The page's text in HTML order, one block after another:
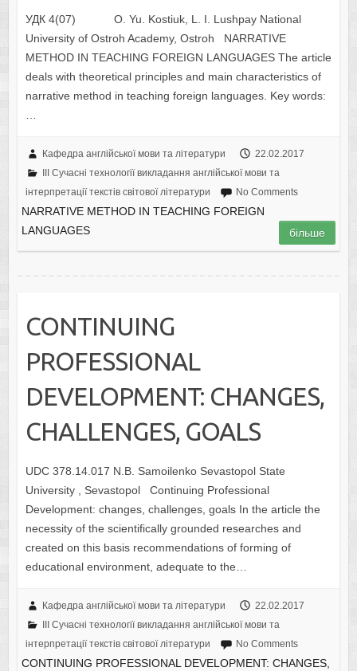
УДК 4(07) O. Yu. Kostiuk, L. I. Lushpay National
University of Ostroh Academy, Ostroh NARRATIVE
METHOD IN TEACHING FOREIGN LANGUAGES The article
deals with theoretical principles and main characteristics of
narrative method in teaching foreign languages. Key words:
…
Кафедра англійської мови та літератури
22.02.2017
III Сучасні технології викладання англійської мови та
інтерпретації текстів світової літератури
No Comments
NARRATIVE METHOD IN TEACHING FOREIGN
LANGUAGES
більше
CONTINUING
PROFESSIONAL
DEVELOPMENT: СHANGES,
CHALLENGES, GOALS
UDC 378.14.017 N.B. Samoilenko Sevastopol State
University , Sevastopol Continuing Professional
Development: сhanges, challenges, goals In the article the
necessity of the scientifically grounded researches and
created on this basis recommendations of forming of
educational environment, adequate to the…
Кафедра англійської мови та літератури
22.02.2017
III Сучасні технології викладання англійської мови та
інтерпретації текстів світової літератури
No Comments
CONTINUING PROFESSIONAL DEVELOPMENT: СHANGES,